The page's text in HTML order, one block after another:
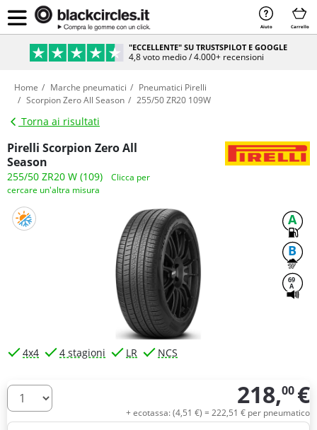
Aiuto Carrello
"ECCELLENTE" SU TRUSTSPILOT E GOOGLE
4,8 voto medio / 4.000+ recensioni
Home Marche pneumatici
Pneumatici Pirelli
Scorpion Zero All Season
255/50 ZR20 109W
Torna ai risultati
Pirelli Scorpion Zero All
Season
255/50 ZR20 W (109)
Clicca per
cercare un'altra misura
A
B
69
A
4x4 4 stagioni LR NCS
Quantità 218,00 €
+ ecotassa: (4,51 €) = 222,51 € per pneumatico